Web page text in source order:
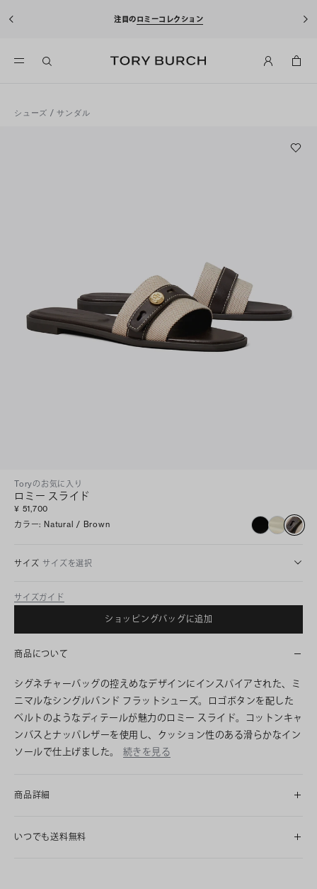
注目のロミーコレクション
Toryのお気に入り
ロミー スライド
¥ 51,700
カラー: Natural / Brown
サイズ サイズを選択
サイズガイド
ショッピングバッグに追加
商品について
シグネチャーバッグの控えめなデザインにインスパイアされた、ミ
ニマルなシングルバンド フラットシューズ。ロゴボタンを配した
ベルトのようなディテールが魅力のロミー スライド。コットンキャ
ンバスとナッパレザーを使用し、クッション性のある滑らかなイン
ソールで仕上げました。
続きを見る
商品詳細
いつでも送料無料